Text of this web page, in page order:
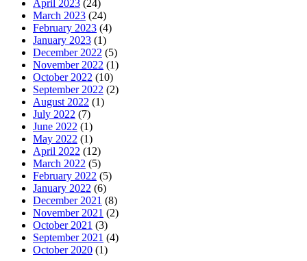
April 2023 (24)
March 2023 (24)
February 2023 (4)
January 2023 (1)
December 2022 (5)
November 2022 (1)
October 2022 (10)
September 2022 (2)
August 2022 (1)
July 2022 (7)
June 2022 (1)
May 2022 (1)
April 2022 (12)
March 2022 (5)
February 2022 (5)
January 2022 (6)
December 2021 (8)
November 2021 (2)
October 2021 (3)
September 2021 (4)
October 2020 (1)